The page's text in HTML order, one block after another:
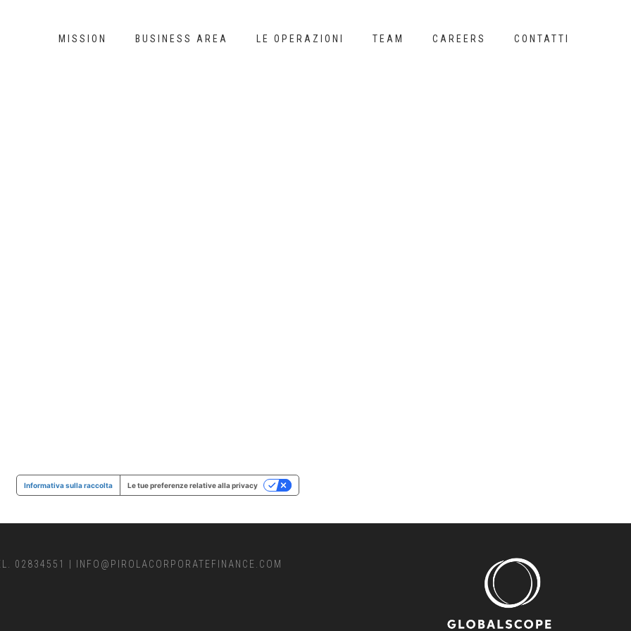
MISSION BUSINESS AREA LE OPERAZIONI TEAM CAREERS CONTATTI
02834551 INFO@PIROLACORPORATEFINANCE.COM
Informativa sulla raccolta Le tue preferenze relative alla privacy